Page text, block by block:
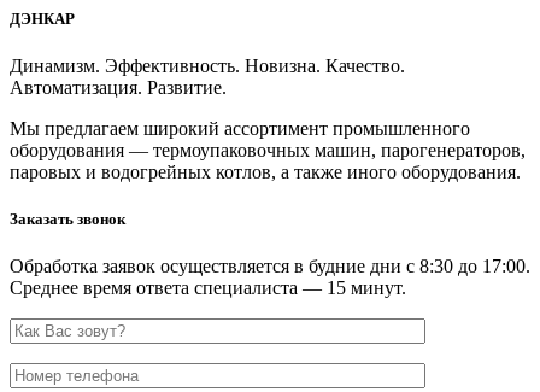
ДЭНКАР
Динамизм. Эффективность. Новизна. Качество.
Автоматизация. Развитие.
Мы предлагаем широкий ассортимент промышленного
оборудования — термоупаковочных машин, парогенераторов,
паровых и водогрейных котлов, а также иного оборудования.
Заказать звонок
Обработка заявок осуществляется в будние дни с 8:30 до 17:00.
Среднее время ответа специалиста — 15 минут.